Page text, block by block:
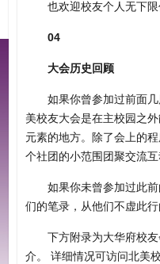
也欢迎校友个人无下限
04
大会历史回顾
如果你曾参加过前面
美校友大会是在主校园之
元素的地方。除了会上的
个社团的小范围团聚交流互
如果你未曾参加过此
们的笔录，从他们不虚此行
下方附录为大华府校
介。 详细情况可访问北美